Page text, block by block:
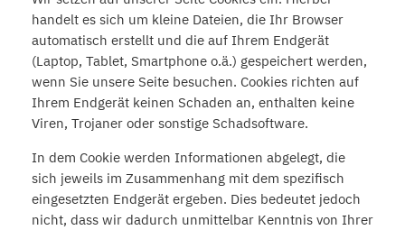
handelt es sich um kleine Dateien, die Ihr Browser
automatisch erstellt und die auf Ihrem Endgerät
(Laptop, Tablet, Smartphone o.ä.) gespeichert werden,
wenn Sie unsere Seite besuchen. Cookies richten auf
Ihrem Endgerät keinen Schaden an, enthalten keine
Viren, Trojaner oder sonstige Schadsoftware.
In dem Cookie werden Informationen abgelegt, die
sich jeweils im Zusammenhang mit dem spezifisch
eingesetzten Endgerät ergeben. Dies bedeutet jedoch
nicht, dass wir dadurch unmittelbar Kenntnis von Ihrer